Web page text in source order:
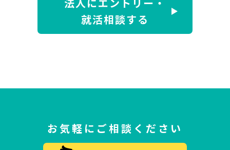
就活相談する
お気軽にご相談ください